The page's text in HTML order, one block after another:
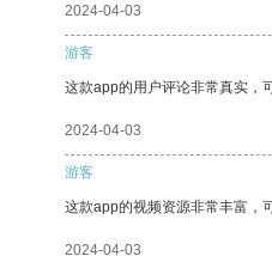
2024-04-03
游客
这款app的用户评论非常真实，
2024-04-03
游客
这款app的视频资源非常丰富，
2024-04-03